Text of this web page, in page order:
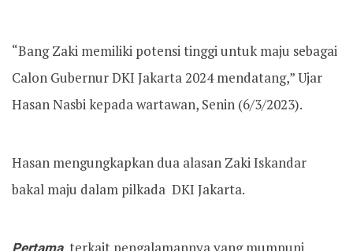
“Bang Zaki memiliki potensi tinggi untuk maju sebagai
Calon Gubernur DKI Jakarta 2024 mendatang,” Ujar
Hasan Nasbi kepada wartawan, Senin (6/3/2023).
Hasan mengungkapkan dua alasan Zaki Iskandar
bakal maju dalam pilkada DKI Jakarta.